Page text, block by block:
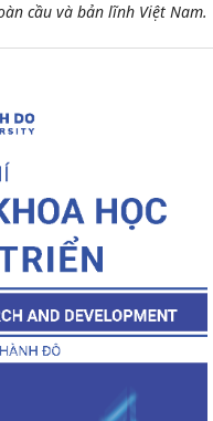
cầu và bản lĩnh Việt Nam.